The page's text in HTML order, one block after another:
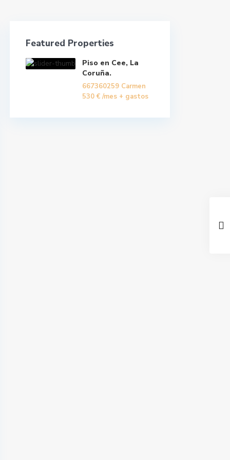
Featured Properties
Piso en Cee, La
Coruña.
667360259 Carmen
530 € /mes + gastos